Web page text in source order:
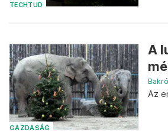
TECHTUD
GAZDASÁG
A
Az